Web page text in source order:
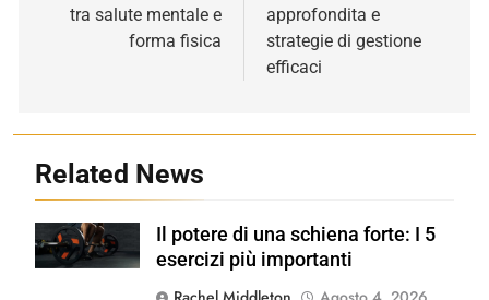
tra salute mentale e
forma fisica
approfondita e
strategie di gestione
efficaci
Related News
Shutterstock
Il potere di una schiena forte: I 5
esercizi più importanti